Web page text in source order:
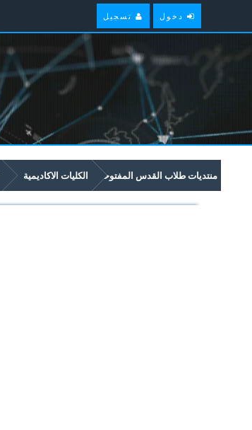
دخول تسجيل
منتديات طلاب القدس المفتوحة الكليات الاكاديمية
5182 كيمياء عامة 2